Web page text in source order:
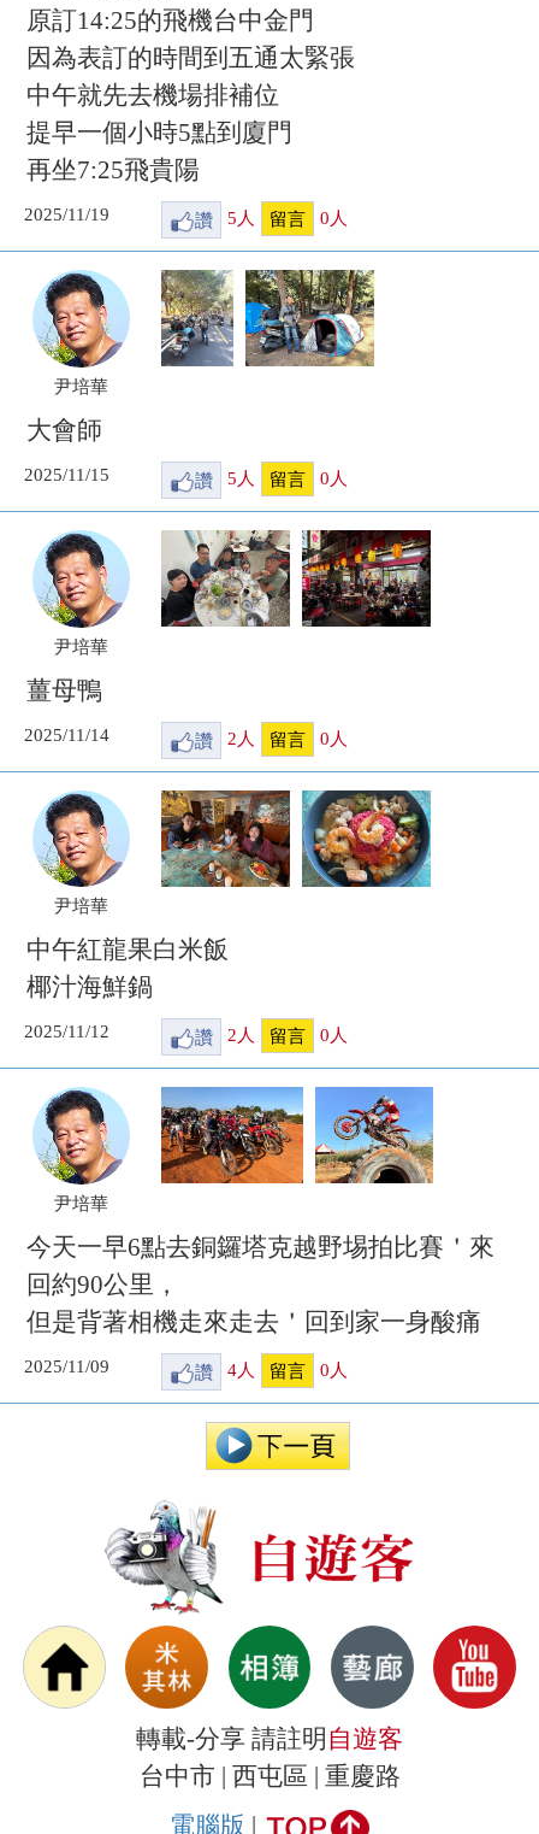
原訂14:25的飛機台中金門
因為表訂的時間到五通太緊張
中午就先去機場排補位
提早一個小時5點到廈門
再坐7:25飛貴陽
2025/11/19 讚 5人 留言 0人
尹培華
大會師
2025/11/15 讚 5 人 留言 0 人
尹培華
薑母鴨
2025/11/14 讚 2 人 留言 0 人
尹培華
中午紅龍果白米飯
椰汁海鮮鍋
2025/11/12 讚 2 人 留言 0 人
尹培華
今天一早6點去銅鑼塔克越野埸拍比賽＇來
回約90公里，
但是背著相機走來走去＇回到家一身酸痛
2025/11/09 讚 4人 留言 0 人
轉載-分享 請註明 自遊客
台中市 | 西屯區 | 重慶路
電腦版 |